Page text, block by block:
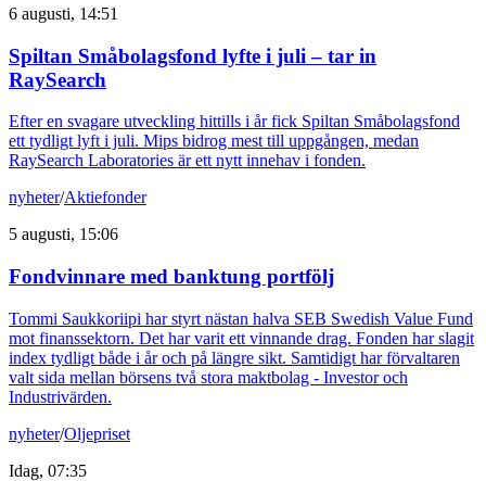
6 augusti, 14:51
Spiltan Småbolagsfond lyfte i juli – tar in
RaySearch
Efter en svagare utveckling hittills i år fick Spiltan Småbolagsfond
ett tydligt lyft i juli. Mips bidrog mest till uppgången, medan
RaySearch Laboratories är ett nytt innehav i fonden.
nyheter/Aktiefonder
5 augusti, 15:06
Fondvinnare med banktung portfölj
Tommi Saukkoriipi har styrt nästan halva SEB Swedish Value Fund
mot finanssektorn. Det har varit ett vinnande drag. Fonden har slagit
index tydligt både i år och på längre sikt. Samtidigt har förvaltaren
valt sida mellan börsens två stora maktbolag - Investor och
Industrivärden.
nyheter/Oljepriset
Idag, 07:35